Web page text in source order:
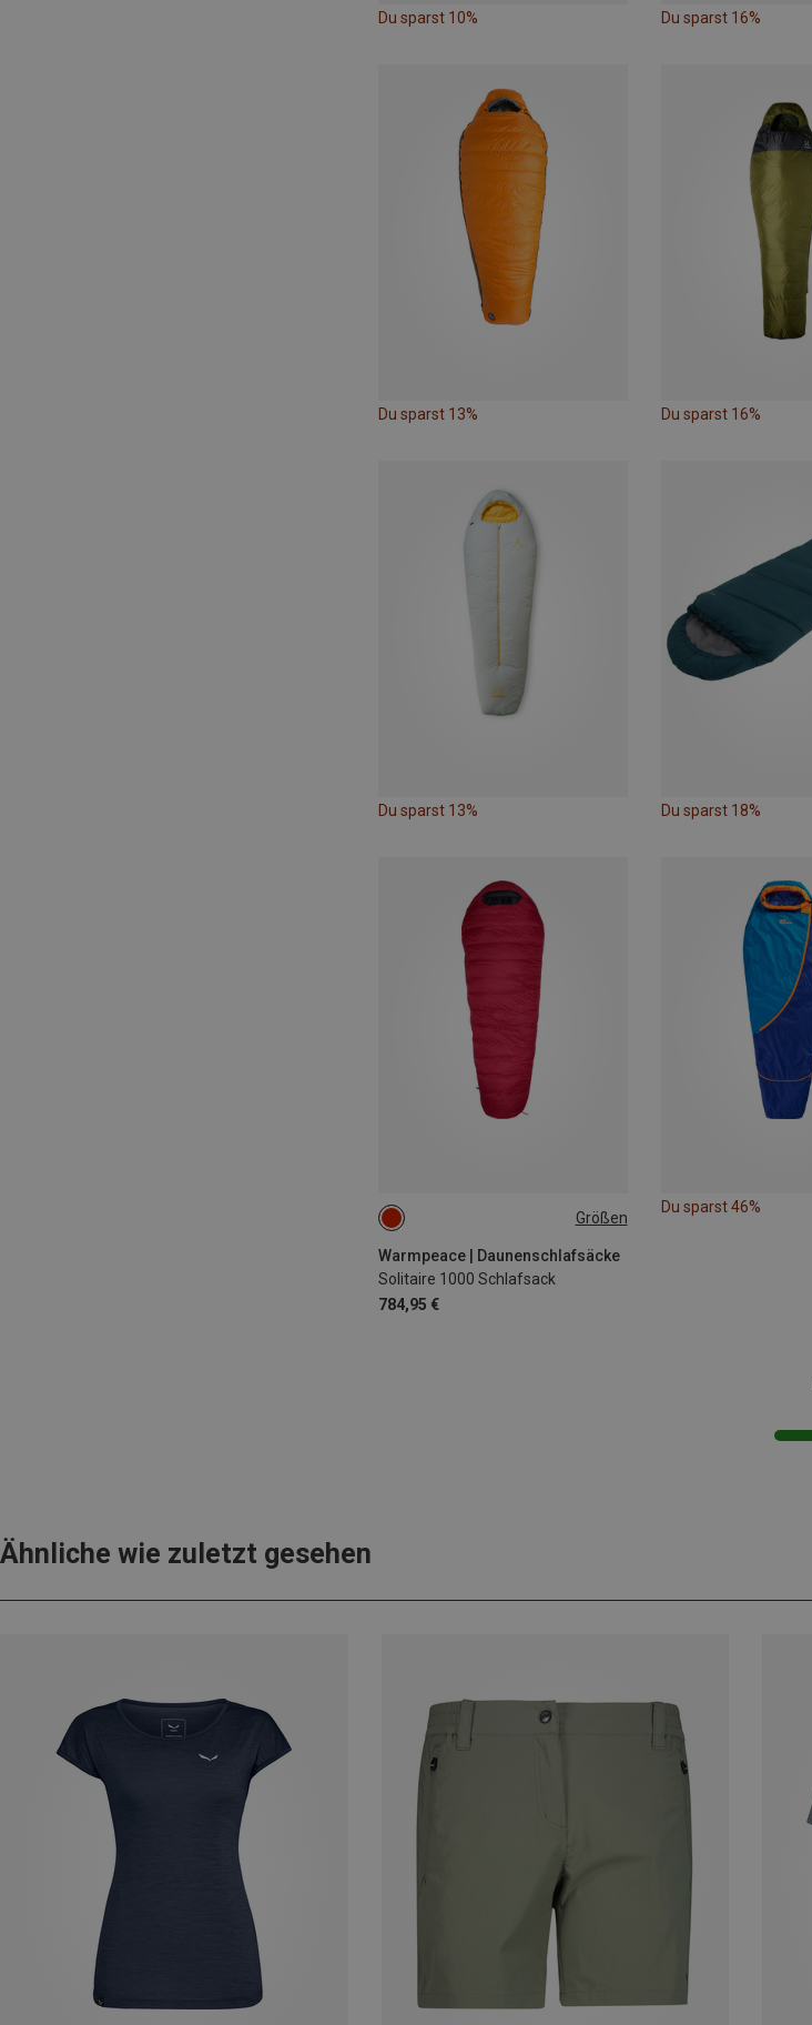
Du sparst 10% Du sparst 16%
Du sparst 13% Du sparst 16%
Du sparst 13% Du sparst 18%
Größen
Warmpeace | Daunenschlafsäcke
Solitaire 1000 Schlafsack
784,95 €
MAX. 195CM | LEFT
Du sparst 46%
Ähnliche wie zuletzt gesehen